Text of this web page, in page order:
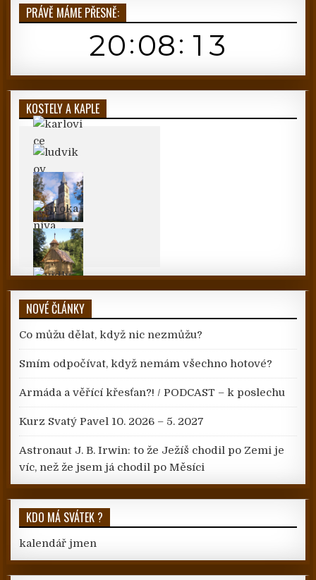
PRÁVĚ MÁME PŘESNĚ:
KOSTELY A KAPLE
NOVÉ ČLÁNKY
Co můžu dělat, když nic nezmůžu?
Smím odpočívat, když nemám všechno hotové?
Armáda a věřící křesťan?! / PODCAST – k poslechu
Kurz Svatý Pavel 10. 2026 – 5. 2027
Astronaut J. B. Irwin: to že Ježíš chodil po Zemi je
víc, než že jsem já chodil po Měsíci
KDO MÁ SVÁTEK ?
kalendář jmen